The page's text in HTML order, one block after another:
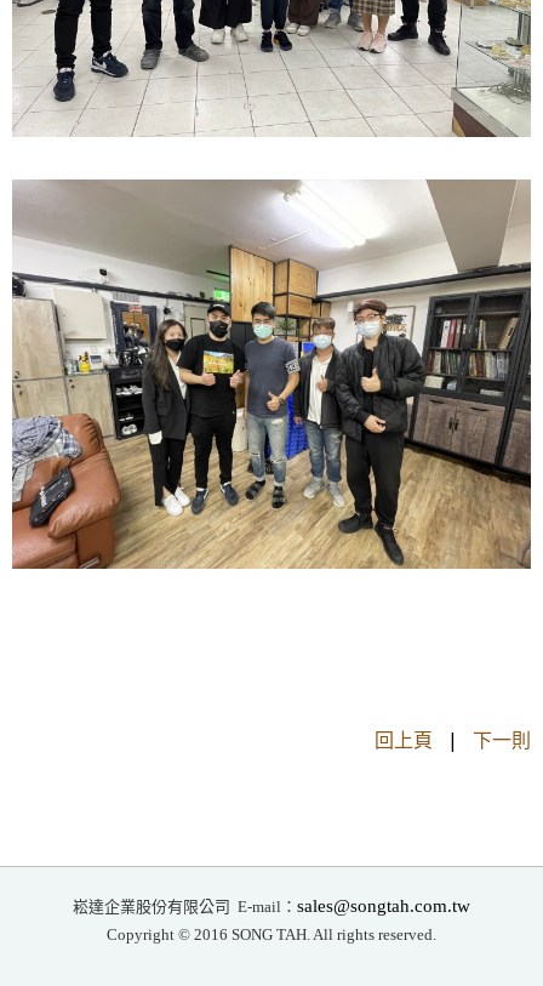
回上頁 | 下一則
崧達企業股份有限公司 E-mail： sales@songtah.com.tw
Copyright © 2016 SONG TAH. All rights reserved.